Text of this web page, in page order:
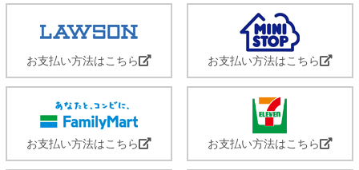
お支払い方法はこちら お支払い方法はこちら
お支払い方法はこちら お支払い方法はこちら